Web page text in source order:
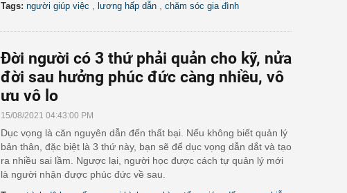
Tags: người giúp việc lương hấp dẫn chăm sóc gia đình
Đời người có 3 thứ phải quản cho kỹ, nửa
đời sau hưởng phúc đức càng nhiều, vô
ưu vô lo
15/08/2021 04:43:00 PM
Dục vọng là căn nguyên dẫn đến thất bại. Nếu không biết quản lý
bản thân, đặc biệt là 3 thứ này, bạn sẽ để dục vọng dẫn dắt và tạo
ra nhiều sai lầm. Ngược lại, người học được cách tự quản lý mới
là người nhận được phúc đức về sau.